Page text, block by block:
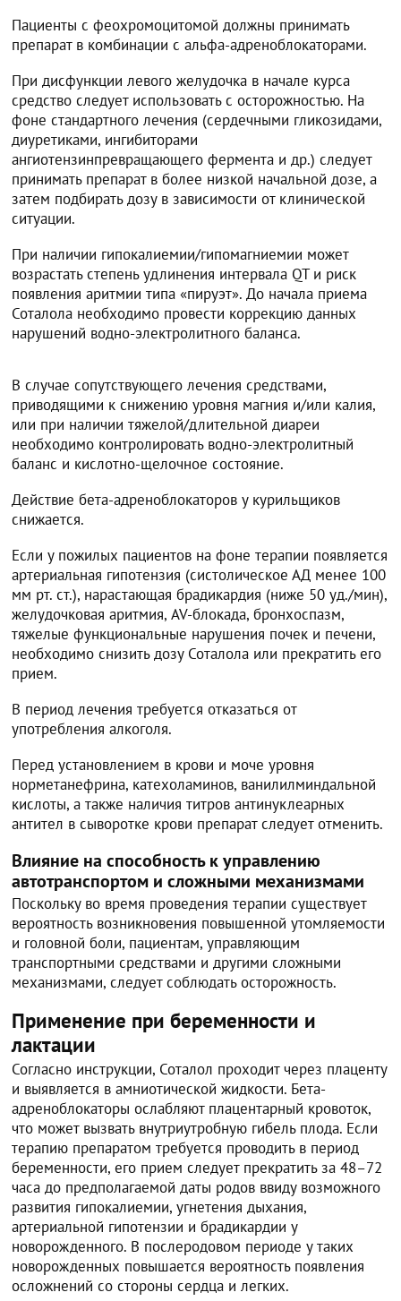
Пациенты с феохромоцитомой должны принимать
препарат в комбинации с альфа-адреноблокаторами.
При дисфункции левого желудочка в начале курса
средство следует использовать с осторожностью. На
фоне стандартного лечения (сердечными гликозидами,
диуретиками, ингибиторами
ангиотензинпревращающего фермента и др.) следует
принимать препарат в более низкой начальной дозе, а
затем подбирать дозу в зависимости от клинической
ситуации.
При наличии гипокалиемии/гипомагниемии может
возрастать степень удлинения интервала QT и риск
появления аритмии типа «пируэт». До начала приема
Соталола необходимо провести коррекцию данных
нарушений водно-электролитного баланса.
В случае сопутствующего лечения средствами,
приводящими к снижению уровня магния и/или калия,
или при наличии тяжелой/длительной диареи
необходимо контролировать водно-электролитный
баланс и кислотно-щелочное состояние.
Действие бета-адреноблокаторов у курильщиков
снижается.
Если у пожилых пациентов на фоне терапии появляется
артериальная гипотензия (систолическое АД менее 100
мм рт. ст.), нарастающая брадикардия (ниже 50 уд./мин),
желудочковая аритмия, AV-блокада, бронхоспазм,
тяжелые функциональные нарушения почек и печени,
необходимо снизить дозу Соталола или прекратить его
прием.
В период лечения требуется отказаться от
употребления алкоголя.
Перед установлением в крови и моче уровня
норметанефрина, катехоламинов, ванилилминдальной
кислоты, а также наличия титров антинуклеарных
антител в сыворотке крови препарат следует отменить.
Влияние на способность к управлению
автотранспортом и сложными механизмами
Поскольку во время проведения терапии существует
вероятность возникновения повышенной утомляемости
и головной боли, пациентам, управляющим
транспортными средствами и другими сложными
механизмами, следует соблюдать осторожность.
Применение при беременности и
лактации
Согласно инструкции, Соталол проходит через плаценту
и выявляется в амниотической жидкости. Бета-
адреноблокаторы ослабляют плацентарный кровоток,
что может вызвать внутриутробную гибель плода. Если
терапию препаратом требуется проводить в период
беременности, его прием следует прекратить за 48–72
часа до предполагаемой даты родов ввиду возможного
развития гипокалиемии, угнетения дыхания,
артериальной гипотензии и брадикардии у
новорожденного. В послеродовом периоде у таких
новорожденных повышается вероятность появления
осложнений со стороны сердца и легких.